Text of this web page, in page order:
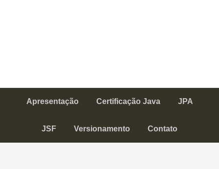
Apresentação Certificação Java JPA
JSF Versionamento Contato